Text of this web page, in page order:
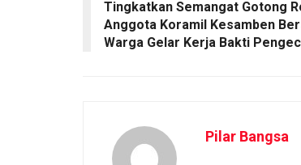
Tingkatkan Semangat Gotong
Anggota Koramil Kesamben
Warga Gelar Kerja Bakti
Pilar Bangsa